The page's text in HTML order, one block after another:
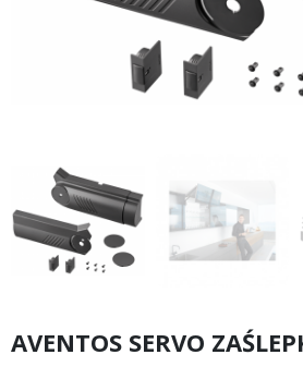
AVENTOS SERVO